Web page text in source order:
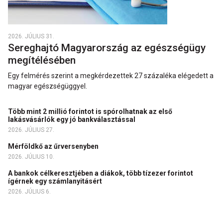
2026. JÚLIUS 31.
Sereghajtó Magyarország az egészségügy
megítélésében
Egy felmérés szerint a megkérdezettek 27 százaléka elégedett a
magyar egészségüggyel.
Több mint 2 millió forintot is spórolhatnak az első
lakásvásárlók egy jó bankválasztással
2026. JÚLIUS 27.
Mérföldkő az űrversenyben
2026. JÚLIUS 10.
A bankok célkeresztjében a diákok, több tízezer forintot
ígérnek egy számlanyitásért
2026. JÚLIUS 6.